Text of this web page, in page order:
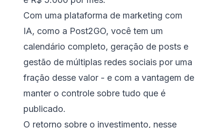
Com uma plataforma de marketing com
IA, como a Post2GO, você tem um
calendário completo, geração de posts e
gestão de múltiplas redes sociais por uma
fração desse valor - e com a vantagem de
manter o controle sobre tudo que é
publicado.
O retorno sobre o investimento, nesse